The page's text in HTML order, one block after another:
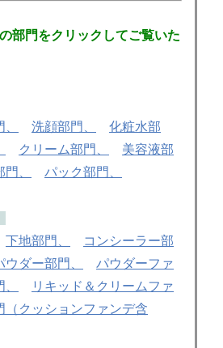
部門をクリックしてご覧いた
洗顔部門、
化粧水部
クリーム部門、
美容液部
、 パック部門、
下地部門、
コンシーラー部
ダー部門、
パウダーファ
リキッド＆クリームファ
（クッションファンデ含